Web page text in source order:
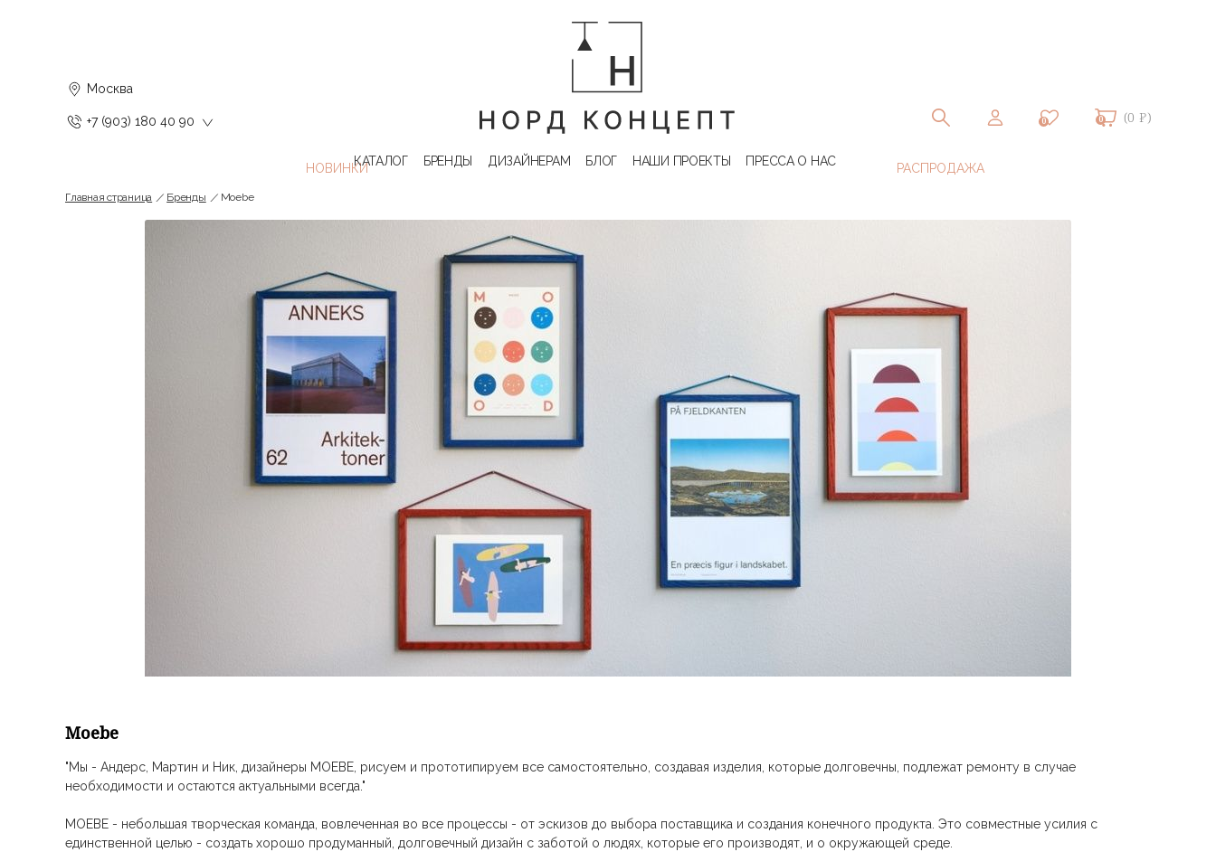
Москва
+7 (903) 180 40 90 0 0 (0 ₽)
КАТАЛОГ БРЕНДЫ ДИЗАЙНЕРАМ БЛОГ НАШИ ПРОЕКТЫ ПРЕССА О НАС
Главная страница Бренды Moebe
Moebe
"Мы - Андерс, Мартин и Ник, дизайнеры MOEBE, рисуем и прототипируем все самостоятельно, создавая изделия, которые долговечны, подлежат ремонту в случае
необходимости и остаются актуальными всегда."
MOEBE - небольшая творческая команда, вовлеченная во все процессы - от эскизов до выбора поставщика и создания конечного продукта. Это совместные усилия с
единственной целью - создать хорошо продуманный, долговечный дизайн с заботой о людях, которые его производят, и о окружающей среде.